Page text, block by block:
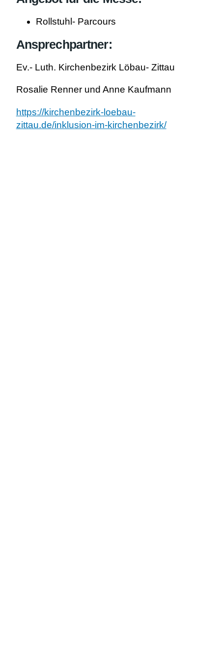
Rollstuhl- Parcours
Ansprechpartner:
Ev.- Luth. Kirchenbezirk Löbau- Zittau
Rosalie Renner und Anne Kaufmann
https://kirchenbezirk-loebau-
zittau.de/inklusion-im-kirchenbezirk/